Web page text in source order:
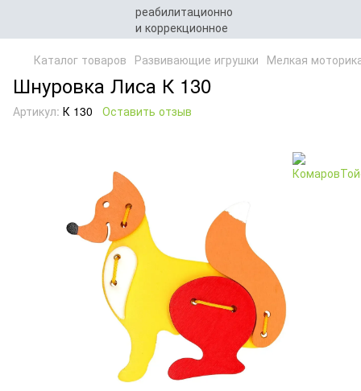
Каталог товаров Развивающие игрушки Мелкая
Шнуровка Лиса К 130
Артикул: К 130 Оставить отзыв